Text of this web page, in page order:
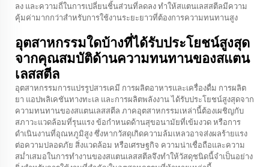
ลง และความถี่ในการเปลี่ยนชิ้นส่วนที่ลดลง ทำให้สแตนเลสสตีลมีความ
คุ้มค่ามากกว่าสำหรับการใช้งานระยะยาวที่ต้องการความทนทานสูง
อุตสาหกรรมใดบ้างที่ได้รับประโยชน์สูงสุด
จากคุณสมบัติด้านความทนทานของสแตน
เลสสตีล
อุตสาหกรรมการแปรรูปสารเคมี การผลิตอาหารและเครื่องดื่ม การผลิต
ยา แอปพลิเคชันทางทะเล และการผลิตพลังงาน ได้รับประโยชน์สูงสุดจาก
ความทนทานของสแตนเลสสตีล ภาคอุตสาหกรรมเหล่านี้ต้องเผชิญกับ
สภาวะแวดล้อมที่รุนแรง ข้อกำหนดด้านสุขอนามัยที่เข้มงวด หรือการ
ดำเนินงานที่อุณหภูมิสูง ซึ่งหากวัสดุเกิดความล้มเหลวอาจส่งผลร้ายแรง
ต่อความปลอดภัย สิ่งแวดล้อม หรือเศรษฐกิจ ความน่าเชื่อถือและความ
สม่ำเสมอในการทำงานของสแตนเลสสตีลจึงทำให้วัสดุชนิดนี้จำเป็นอย่าง